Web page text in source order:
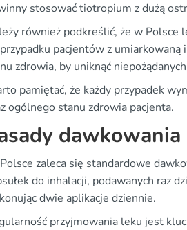
stosować tiotropium z dużą
również podkreślić, że w Polsce
pacjentów z umiarkowaną
zdrowia, by uniknąć
pamiętać, że każdy przypadek
ogólnego stanu zdrowia pacjenta.
dawkowania
zaleca się standardowe
do inhalacji, podawanych raz
dwie aplikacje dziennie.
przyjmowania leku jest